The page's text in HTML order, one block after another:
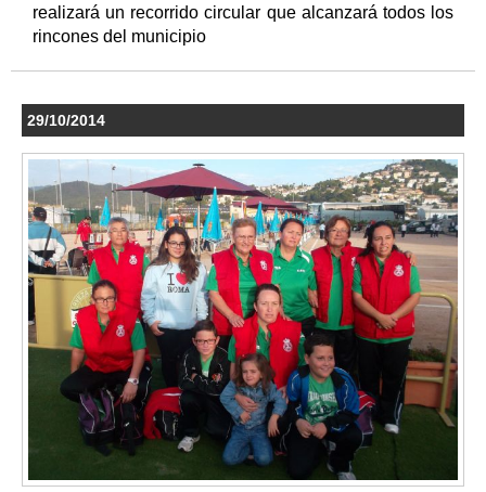
realizará un recorrido circular que alcanzará todos los
rincones del municipio
29/10/2014